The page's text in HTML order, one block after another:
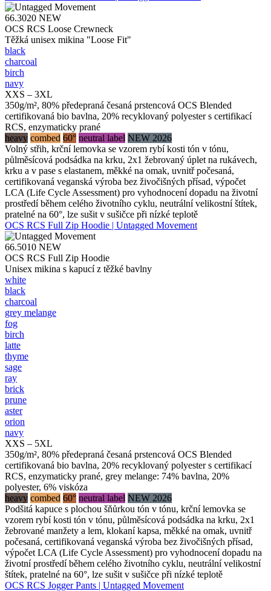
66.3020 NEW
OCS RCS Loose Crewneck
Těžká unisex mikina "Loose Fit"
black
charcoal
birch
navy
XXS – 3XL
350g/m², 80% předepraná česaná prstencová OCS Blended
certifikovaná bio bavlna, 20% recyklovaný polyester s certifikací
RCS, enzymaticky prané
heavy combed 60° neutral label NEW 2026
Volný střih, krční lemovka se vzorem rybí kosti tón v tónu,
půlměsícová podsádka na krku, 2x1 žebrovaný úplet na rukávech,
krku a v pase s elastanem, měkké na omak, uvnitř počesaná,
certifikovaná veganská výroba bez živočišných přísad, výpočet
LCA (Life Cycle Assessment) pro vyhodnocení dopadu na životní
prostředí během celého životního cyklu, neutrální velikostní štítek,
pratelné na 60°, lze sušit v sušičce při nízké teplotě
OCS RCS Full Zip Hoodie | Untagged Movement
66.5010 NEW
OCS RCS Full Zip Hoodie
Unisex mikina s kapucí z těžké bavlny
white
black
charcoal
grey melange
fog
birch
latte
thyme
sage
ray
brick
prune
aster
orion
navy
XXS – 5XL
350g/m², 80% předepraná česaná prstencová OCS Blended
certifikovaná bio bavlna, 20% recyklovaný polyester s certifikací
RCS, enzymaticky prané, grey melange: 74% bavlna, 20%
polyester, 6% viskóza
heavy combed 60° neutral label NEW 2026
Podšitá kapuce s plochou šňůrkou tón v tónu, krční lemovka se
vzorem rybí kosti tón v tónu, půlměsícová podsádka na krku, 2x1
žebrované manžety a lem, klokaní kapsa, měkké na omak, uvnitř
počesaná, certifikovaná veganská výroba bez živočišných přísad,
výpočet LCA (Life Cycle Assessment) pro vyhodnocení dopadu na
životní prostředí během celého životního cyklu, neutrální velikostní
štítek, pratelné na 60°, lze sušit v sušičce při nízké teplotě
OCS RCS Jogger Pants | Untagged Movement